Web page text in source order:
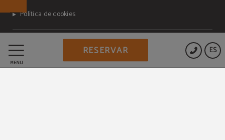
MENÚ
ES
RESERVAR
Política de cookies
Aviso legal